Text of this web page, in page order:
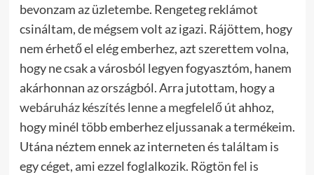
bevonzam az üzletembe. Rengeteg reklámot
csináltam, de mégsem volt az igazi. Rájöttem, hogy
nem érhető el elég emberhez, azt szerettem volna,
hogy ne csak a városból legyen fogyasztóm, hanem
akárhonnan az országból. Arra jutottam, hogy a
webáruház készítés lenne a megfelelőút ahhoz,
hogy minél több emberhez eljussanak a termékeim.
Utána néztem ennek az interneten és találtam is
egy céget, ami ezzel foglalkozik. Rögtön fel is